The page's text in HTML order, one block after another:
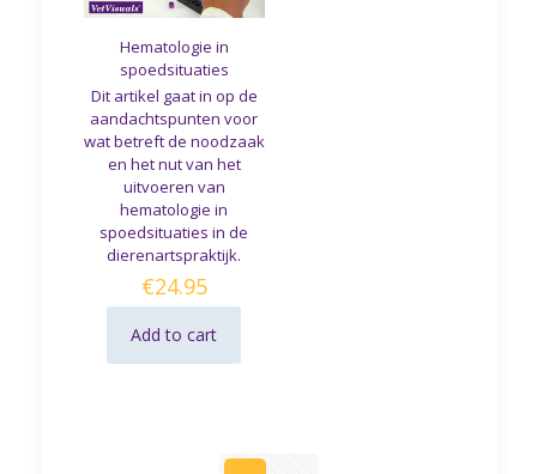
Hematologie in
spoedsituaties
Dit artikel gaat in op de
aandachtspunten voor
wat betreft de noodzaak
en het nut van het
uitvoeren van
hematologie in
spoedsituaties in de
dierenartspraktijk.
€24.95
Add to cart